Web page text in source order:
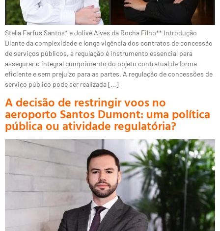
Stella Farfus Santos* e Jolivê Alves da Rocha Filho** Introdução
Diante da complexidade e longa vigência dos contratos de concessão
de serviços públicos, a regulação é instrumento essencial para
assegurar o integral cumprimento do objeto contratual de forma
eficiente e sem prejuízo para as partes. A regulação de concessões de
serviço público pode ser realizada […]
A decisão de restringir voos no
aeroporto Santos Dumont: uma política
pública ou atividade regulatória?